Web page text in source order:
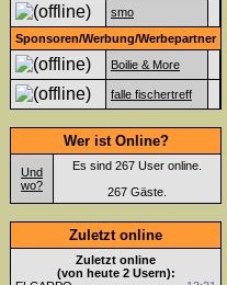
smo
Sponsoren/Werbung/Werbepartner
Boilie & More
falle fischertreff
Wer ist Online?
Und
wo?
Es sind 267 User online.
267 Gäste.
Zuletzt online
Zuletzt online
(von heute 2 Usern):